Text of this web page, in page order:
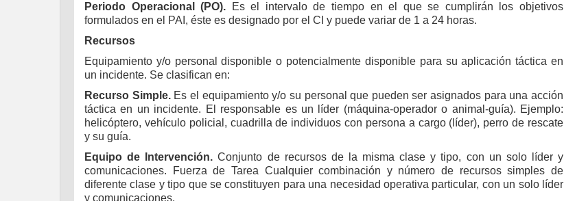
Periodo Operacional (PO). Es el intervalo de tiempo en el que se cumplirán los objetivos
formulados en el PAI, éste es designado por el CI y puede variar de 1 a 24 horas.
Recursos
Equipamiento y/o personal disponible o potencialmente disponible para su aplicación táctica en
un incidente. Se clasifican en:
Recurso Simple.Es el equipamiento y/o su personal que pueden ser asignados para una acción
táctica en un incidente. El responsable es un líder (máquina-operador o animal-guía). Ejemplo:
helicóptero, vehículo policial, cuadrilla de individuos con persona a cargo (líder), perro de rescate
y su guía.
Equipo de Intervención. Conjunto de recursos de la misma clase y tipo, con un solo líder y
comunicaciones. Fuerza de Tarea Cualquier combinación y número de recursos simples de
diferente clase y tipo que se constituyen para una necesidad operativa particular, con un solo líder
y comunicaciones.